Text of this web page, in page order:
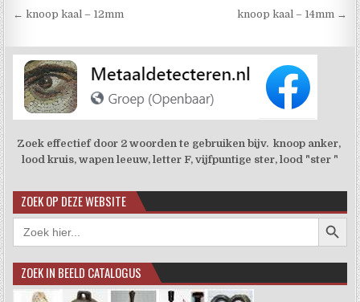
Berichtnavigatie
← knoop kaal – 12mm knoop kaal – 14mm →
Zoek effectief door 2 woorden te gebruiken bijv. knoop anker,
lood kruis, wapen leeuw, letter F, vijfpuntige ster, lood "ster "
ZOEK OP DEZE WEBSITE
Zoek
naar:
ZOEK IN BEELD CATALOGUS